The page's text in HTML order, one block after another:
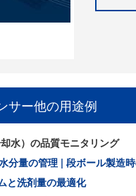
サー他の用途例
水）の品質モニタリング
分量の管理 | 段ボール製造
と洗剤量の最適化